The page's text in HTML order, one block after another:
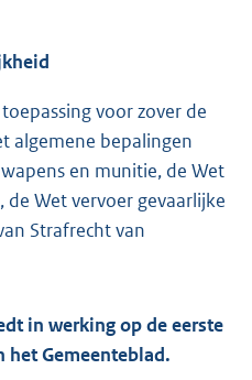
voor zover de
algemene bepalingen
en munitie, de Wet
Wet vervoer gevaarlijke
Strafrecht van
in werking op de eerste
het Gemeenteblad.